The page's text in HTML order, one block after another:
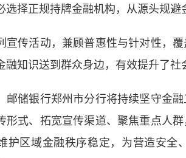
选择正规持牌金融机构，从源头规避
传活动，兼顾普惠性与针对性，覆
融知识送到群众身边，有效提升了社
银行郑州市分行将持续坚守金融
形式、拓宽宣传渠道、聚焦重点人
护区域金融秩序稳定，为营造安全